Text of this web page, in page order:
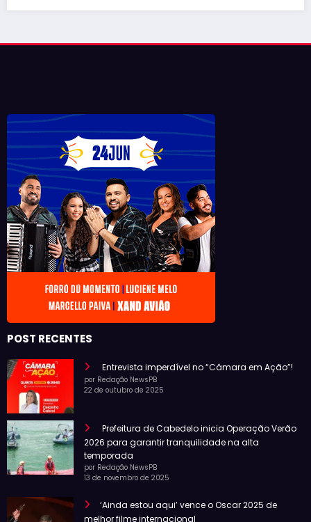
POST RECENTES
Entrevista imperdível no “Câmara em Ação”!
por Redação NewsPB
22 de outubro de 2025
Prefeitura de Cabedelo inicia Operação Verão
2026 para garantir tranquilidade na alta
temporada
por Redação NewsPB
13 de novembro de 2025
‘Ainda estou aqui’ vence o Oscar 2025 de
melhor filme internacional